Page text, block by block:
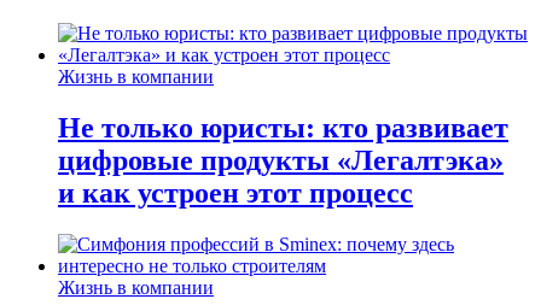
Жизнь в компании
Не только юристы: кто развивает
цифровые продукты «Легалтэка»
и как устроен этот процесс
Жизнь в компании